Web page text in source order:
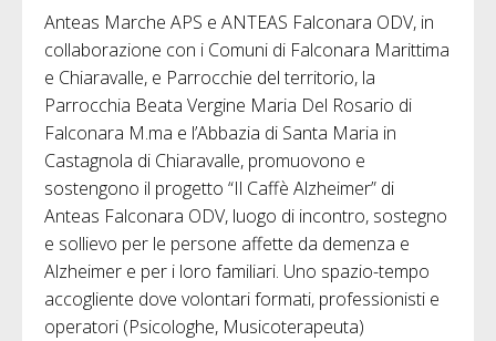
Anteas Marche APS e ANTEAS Falconara ODV, in
collaborazione con i Comuni di Falconara Marittima
e Chiaravalle, e Parrocchie del territorio, la
Parrocchia Beata Vergine Maria Del Rosario di
Falconara M.ma e l’Abbazia di Santa Maria in
Castagnola di Chiaravalle, promuovono e
sostengono il progetto “Il Caffè Alzheimer” di
Anteas Falconara ODV, luogo di incontro, sostegno
e sollievo per le persone affette da demenza e
Alzheimer e per i loro familiari. Uno spazio-tempo
accogliente dove volontari formati, professionisti e
operatori (Psicologhe, Musicoterapeuta)